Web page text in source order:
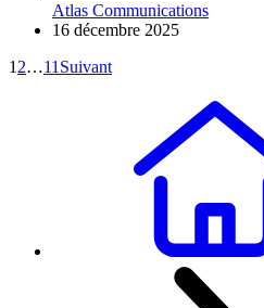
Atlas Communications
16 décembre 2025
Posts pagination
1 2…11 Suivant